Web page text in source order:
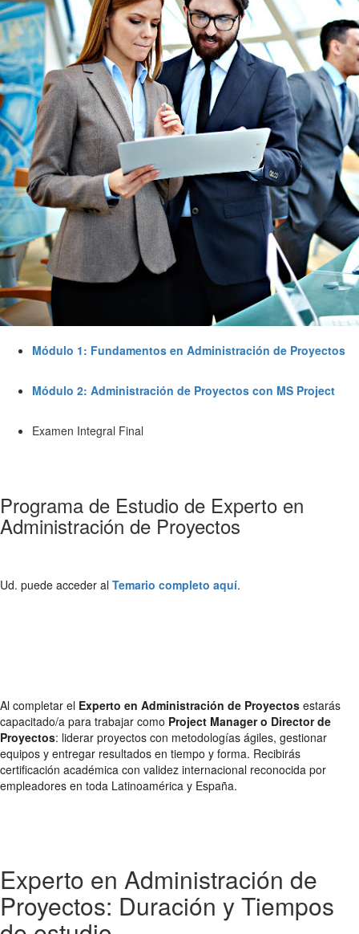
Módulo 1: Fundamentos en Administración de Proyectos
Módulo 2: Administración de Proyectos con MS Project
Examen Integral Final
Programa de Estudio de Experto en
Administración de Proyectos
Ud. puede acceder al Temario completo aquí.
Al completar el Experto en Administración de Proyectos estarás
capacitado/a para trabajar como Project Manager o Director de
Proyectos: liderar proyectos con metodologías ágiles, gestionar
equipos y entregar resultados en tiempo y forma. Recibirás
certificación académica con validez internacional reconocida por
empleadores en toda Latinoamérica y España.
Experto en Administración de
Proyectos: Duración y Tiempos